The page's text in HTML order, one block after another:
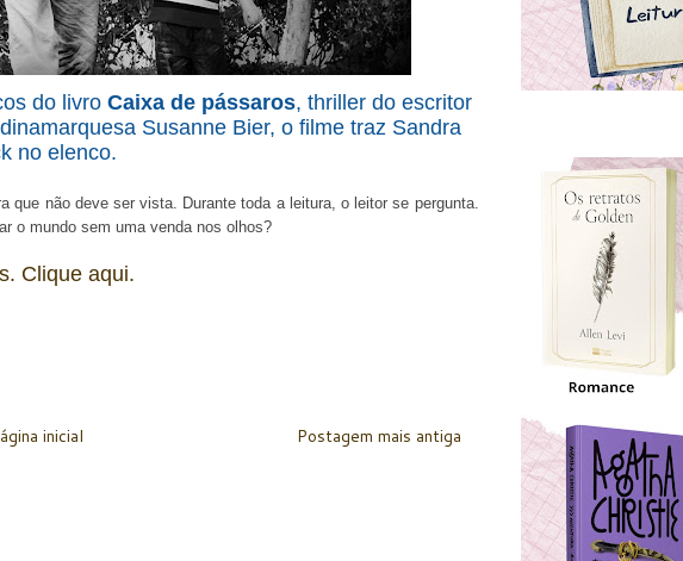
do livro Caixa de pássaros, thriller do escritor
Susanne Bier, o filme traz Sandra
no elenco.
que não deve ser vista. Durante toda a leitura, o leitor se pergunta.
o mundo sem uma venda nos olhos?
Clique aqui.
Postagem mais antiga
inicial